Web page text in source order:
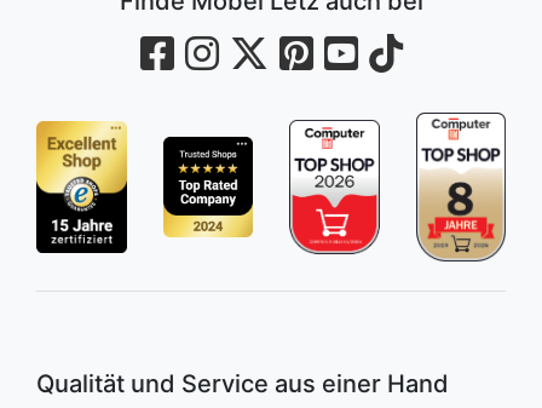
Qualität und Service aus einer Hand